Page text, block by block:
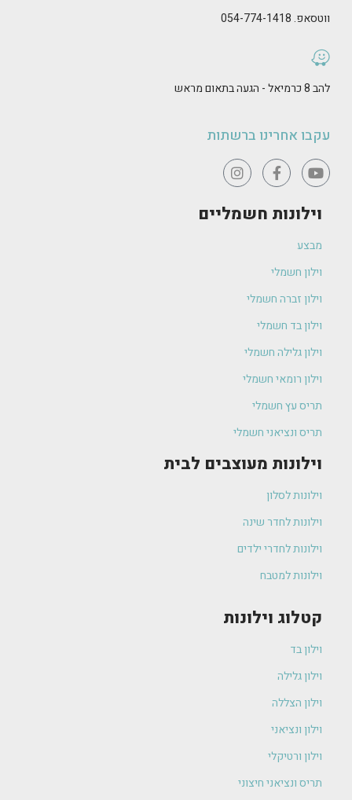
ווטסאפ. 054-774-1418
להב 8 כרמיאל - הגעה בתאום מראש
עקבו אחרינו ברשתות
וילונות חשמליים
מבצע
וילון חשמלי
וילון זברה חשמלי
וילון בד חשמלי
וילון גלילה חשמלי
וילון רומאי חשמלי
תריס עץ חשמלי
תריס ונציאני חשמלי
וילונות מעוצבים לבית
וילונות לסלון
וילונות לחדר שינה
וילונות לחדרי ילדים
וילונות למטבח
קטלוג וילונות
וילון בד
וילון גלילה
וילון הצללה
וילון ונציאני
וילון ורטיקלי
תריס ונציאני חיצוני